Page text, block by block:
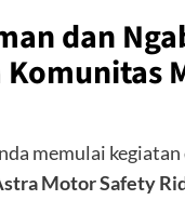
dan
Komunitas
memulai kegiatan
Motor Safety